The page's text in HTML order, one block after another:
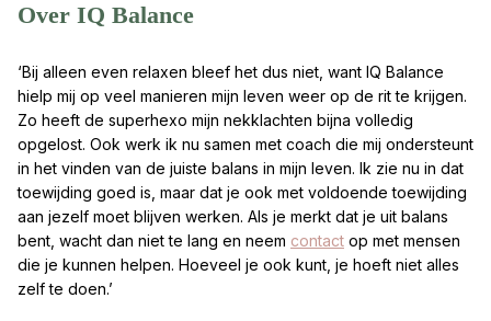
Over IQ Balance
‘Bij alleen even relaxen bleef het dus niet, want IQ Balance
hielp mij op veel manieren mijn leven weer op de rit te krijgen.
Zo heeft de superhexo mijn nekklachten bijna volledig
opgelost. Ook werk ik nu samen met coach die mij ondersteunt
in het vinden van de juiste balans in mijn leven. Ik zie nu in dat
toewijding goed is, maar dat je ook met voldoende toewijding
aan jezelf moet blijven werken. Als je merkt dat je uit balans
bent, wacht dan niet te lang en neem contact op met mensen
die je kunnen helpen. Hoeveel je ook kunt, je hoeft niet alles
zelf te doen.’